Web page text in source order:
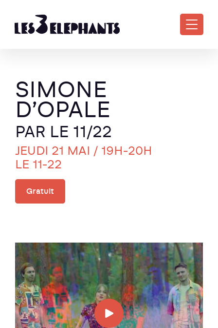
SIMONE
D’OPALE
PAR LE 11/22
JEUDI 21 MAI / 19H-20H
LE 11-22
Gratuit